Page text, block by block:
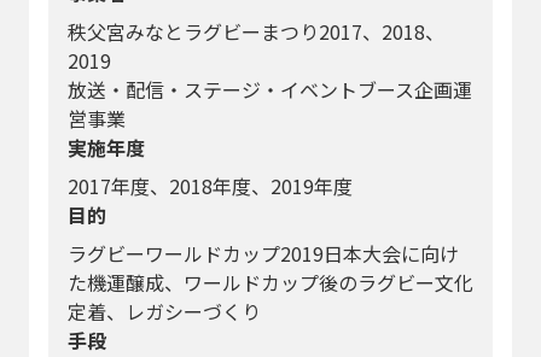
秩父宮みなとラグビーまつり2017、2018、
2019
放送・配信・ステージ・イベントブース企画運
営事業
実施年度
2017年度、2018年度、2019年度
目的
ラグビーワールドカップ2019日本大会に向け
た機運醸成、ワールドカップ後のラグビー文化
定着、レガシーづくり
手段